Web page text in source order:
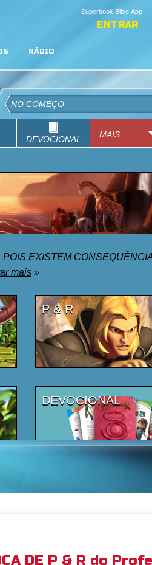
Superbook Bible App
ENTRAR
RÁDIO
DE P & R do